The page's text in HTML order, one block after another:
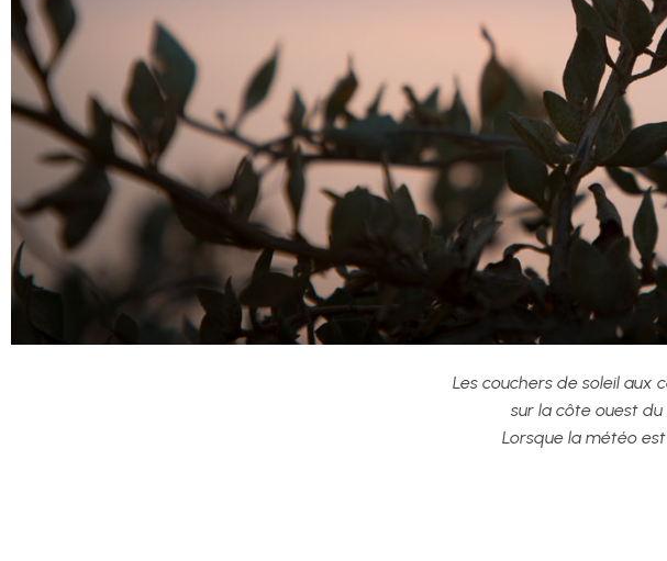
Les couchers de soleil aux
sur la côte ouest du
Lorsque la météo